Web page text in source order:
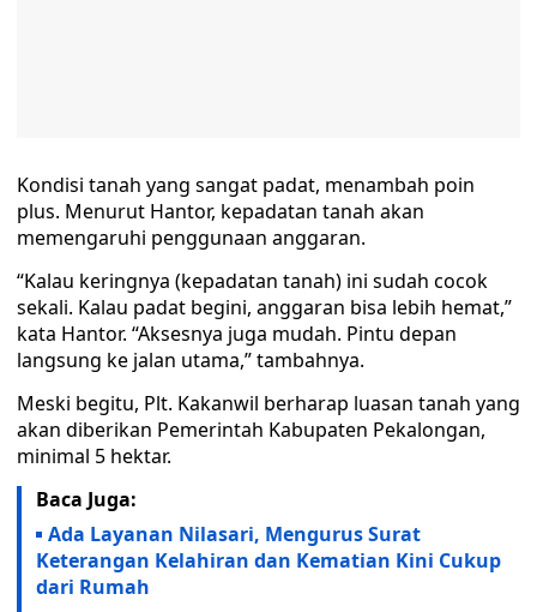
Kondisi tanah yang sangat padat, menambah poin
plus. Menurut Hantor, kepadatan tanah akan
memengaruhi penggunaan anggaran.
“Kalau keringnya (kepadatan tanah) ini sudah cocok
sekali. Kalau padat begini, anggaran bisa lebih hemat,”
kata Hantor. “Aksesnya juga mudah. Pintu depan
langsung ke jalan utama,” tambahnya.
Meski begitu, Plt. Kakanwil berharap luasan tanah yang
akan diberikan Pemerintah Kabupaten Pekalongan,
minimal 5 hektar.
Baca Juga:
Ada Layanan Nilasari, Mengurus Surat
Keterangan Kelahiran dan Kematian Kini Cukup
dari Rumah